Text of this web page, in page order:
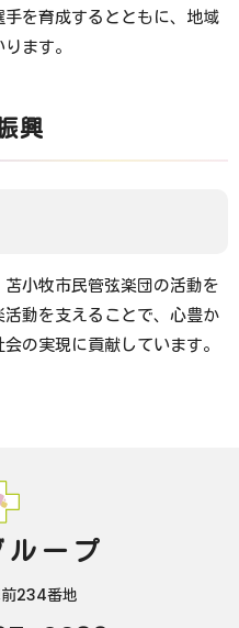
を育成するとともに、地域
ます。
興
小牧市民管弦楽団の活動を
動を支えることで、心豊か
の実現に貢献しています。
ープ
234番地